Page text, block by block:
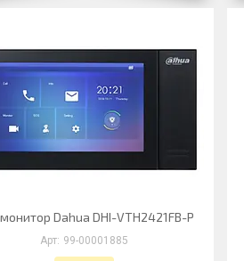
монитор Dahua DHI-VTH2421FB-P
99-00001885